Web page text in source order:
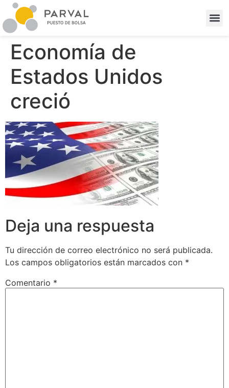
Economía de
Estados Unidos
creció
Deja una respuesta
Tu dirección de correo electrónico no será publicada.
Los campos obligatorios están marcados con *
Comentario *